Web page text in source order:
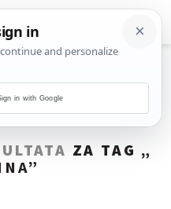
ZA TAG „
”
in with Google